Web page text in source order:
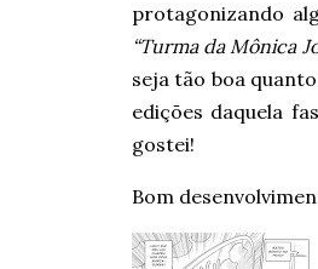
protagonizando
“Turma da Mônica
seja tão boa
edições daquela
gostei!
Bom